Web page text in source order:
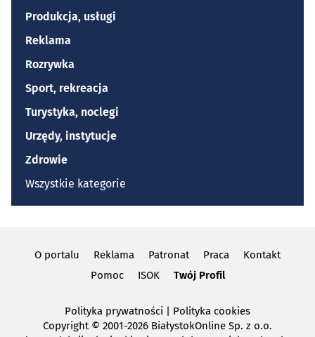
Produkcja, usługi
Reklama
Rozrywka
Sport, rekreacja
Turystyka, noclegi
Urzędy, instytucje
Zdrowie
Wszystkie kategorie
O portalu Reklama Patronat Praca
Kontakt
Pomoc
ISOK Twój Profil
Polityka prywatności | Polityka cookies
Copyright© 2001-2026 BiałystokOnline Sp. z o.o.